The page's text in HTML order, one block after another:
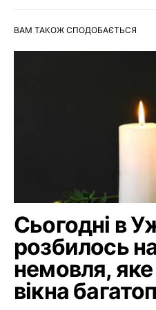
ВАМ ТАКОЖ СПОДОБАЄТЬСЯ
Сьогодні в
розбилось
немовля,
вікна